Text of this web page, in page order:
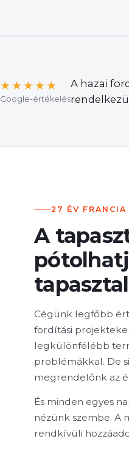
★★★★★
Google-értékelés
A hazai
27 ÉV FRANCIA
A
Cégünk legfőbb
fordítási
legkülönfélébb
problémákkal. De
megrendelőnk az
És minden egyes
nézünk szembe. A
rendkívüli